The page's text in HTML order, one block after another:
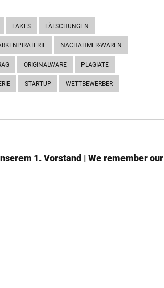
FAKES FÄLSCHUNGEN
NACHAHMER-WAREN
ORIGINALWARE PLAGIATE
STARTUP WETTBEWERBER
1. Vorstand | We remember our